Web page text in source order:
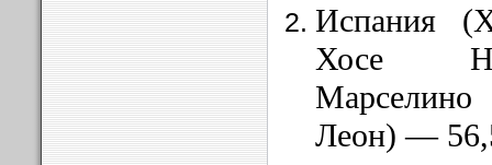
Испания
Хосе
Леон) —